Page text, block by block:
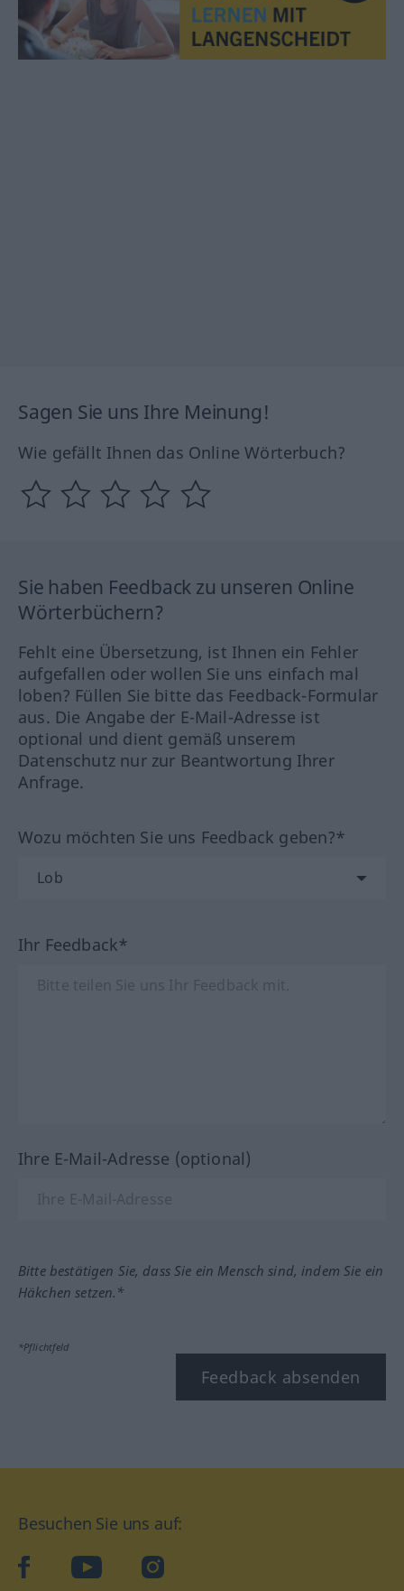
Sagen Sie uns Ihre Meinung!
Wie gefällt Ihnen das Online Wörterbuch?
Sie haben Feedback zu unseren Online
Wörterbüchern?
Fehlt eine Übersetzung, ist Ihnen ein Fehler
aufgefallen oder wollen Sie uns einfach mal
loben? Füllen Sie bitte das Feedback-Formular
aus. Die Angabe der E-Mail-Adresse ist
optional und dient gemäß unserem
Datenschutz nur zur Beantwortung Ihrer
Anfrage.
Wozu möchten Sie uns Feedback geben?*
Ihr Feedback*
Ihre E-Mail-Adresse (optional)
Bitte bestätigen Sie, dass Sie ein Mensch sind, indem Sie ein
Häkchen setzen.*
*Pflichtfeld
Feedback absenden
Besuchen Sie uns auf:
facebookYouTube Instagram